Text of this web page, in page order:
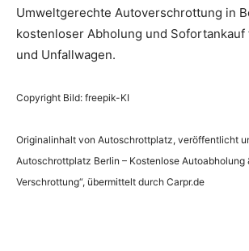
Umweltgerechte Autoverschrottung in
kostenloser Abholung und
und Unfallwagen.
Copyright Bild: freepik-KI
Originalinhalt von Autoschrottplatz, veröffentlicht
Autoschrottplatz Berlin – Kostenlose
Verschrottung“, übermittelt durch Carpr.de